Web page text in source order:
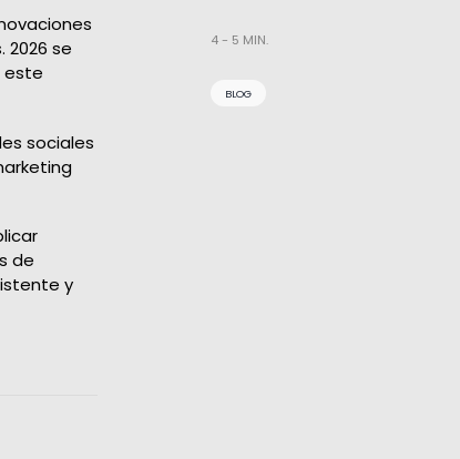
4 - 5 MIN.
BLOG
2026 se
este
sociales
de
y